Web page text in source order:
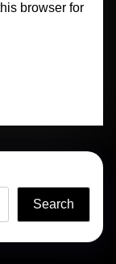
browser for
Search